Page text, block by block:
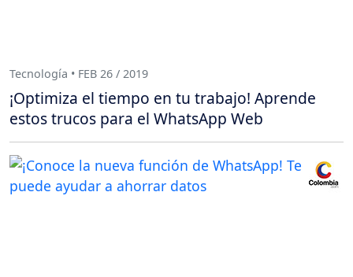
Tecnología • FEB 26 / 2019
¡Optimiza el tiempo en tu trabajo! Aprende
estos trucos para el WhatsApp Web